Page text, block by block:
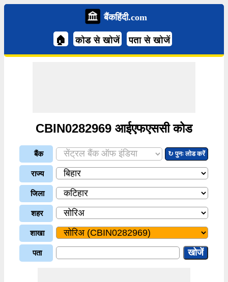
बैंकहिंदी.com
🏠 कोड से खोजें पता से खोजें
CBIN0282969 आईएफएससी कोड
बैंक ↻ पुनः लोड करें
राज्य
जिला
शहर
शाखा
पता